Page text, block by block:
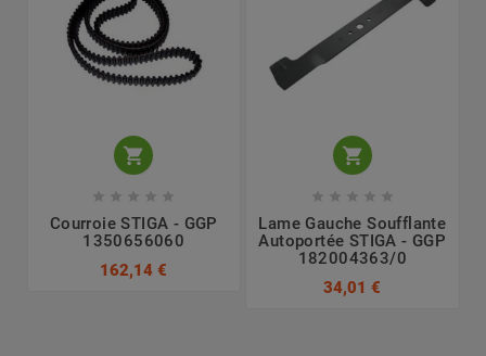

    
Courroie STIGA - GGP
1350656060
162,14 €

    
Lame Gauche Soufflante
Autoportée STIGA - GGP
182004363/0
34,01 €